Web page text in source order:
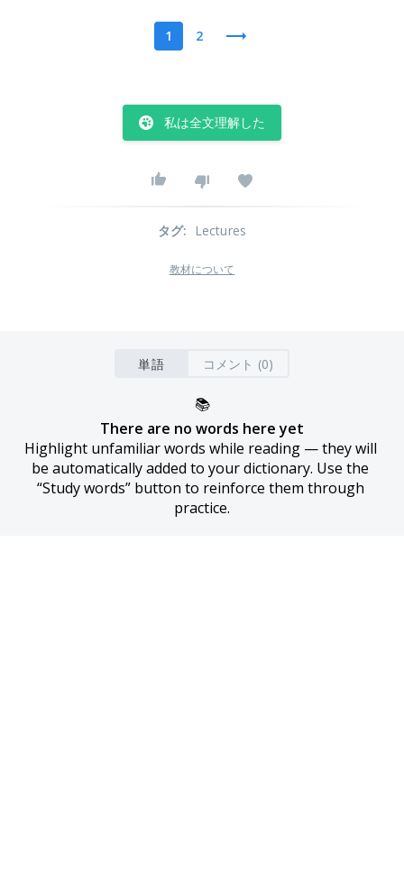
1 2
私は全文理解した
タグ: Lectures
教材について
単語 コメント (0)
📚
There are no words here yet
Highlight unfamiliar words while reading — they will
be automatically added to your dictionary. Use the
“Study words” button to reinforce them through
practice.